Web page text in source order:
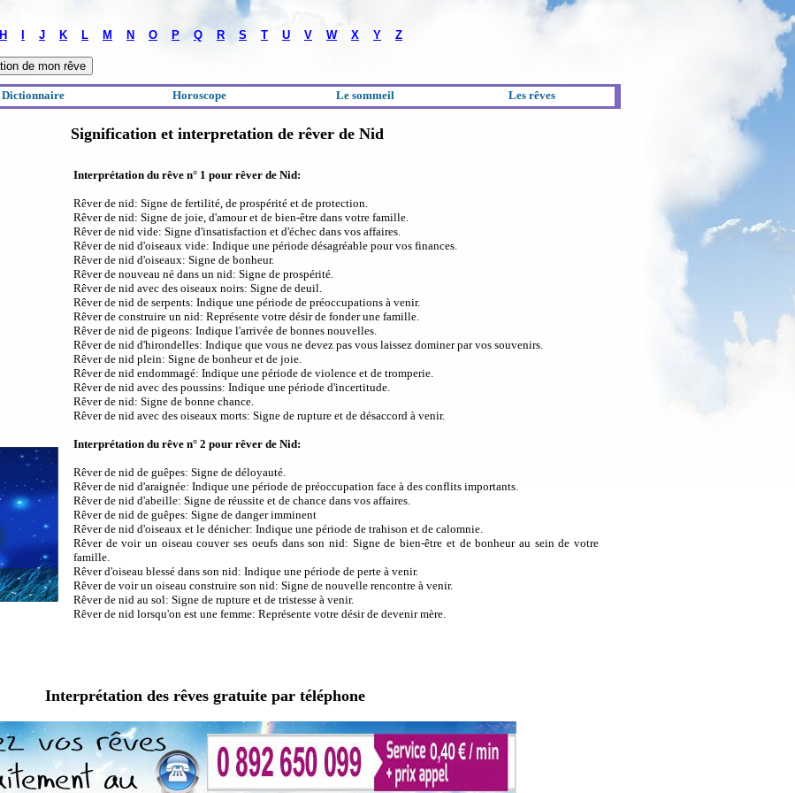
H J K L M N O P Q R S T U V W X Y Z
Dictionnaire Horoscope Le sommeil Les rêves
Signification et interpretation de rêver de Nid
Interprétation du rêve n° 1 pour rêver de Nid:
Rêver de nid: Signe de fertilité, de prospérité et de protection.
Rêver de nid: Signe de joie, d'amour et de bien-être dans votre famille.
Rêver de nid vide: Signe d'insatisfaction et d'échec dans vos affaires.
Rêver de nid d'oiseaux vide: Indique une période désagréable pour vos finances.
Rêver de nid d'oiseaux: Signe de bonheur.
Rêver de nouveau né dans un nid: Signe de prospérité.
Rêver de nid avec des oiseaux noirs: Signe de deuil.
Rêver de nid de serpents: Indique une période de préoccupations à venir.
Rêver de construire un nid: Représente votre désir de fonder une famille.
Rêver de nid de pigeons: Indique l'arrivée de bonnes nouvelles.
Rêver de nid d'hirondelles: Indique que vous ne devez pas vous laissez dominer par vos souvenirs.
Rêver de nid plein: Signe de bonheur et de joie.
Rêver de nid endommagé: Indique une période de violence et de tromperie.
Rêver de nid avec des poussins: Indique une période d'incertitude.
Rêver de nid: Signe de bonne chance.
Rêver de nid avec des oiseaux morts: Signe de rupture et de désaccord à venir.
Interprétation du rêve n° 2 pour rêver de Nid:
Rêver de nid de guêpes: Signe de déloyauté.
Rêver de nid d'araignée: Indique une période de préoccupation face à des conflits importants.
Rêver de nid d'abeille: Signe de réussite et de chance dans vos affaires.
Rêver de nid de guêpes: Signe de danger imminent
Rêver de nid d'oiseaux et le dénicher: Indique une période de trahison et de calomnie.
Rêver de voir un oiseau couver ses oeufs dans son nid: Signe de bien-être et de bonheur au sein de votre
famille.
Rêver d'oiseau blessé dans son nid: Indique une période de perte à venir.
Rêver de voir un oiseau construire son nid: Signe de nouvelle rencontre à venir.
Rêver de nid au sol: Signe de rupture et de tristesse à venir.
Rêver de nid lorsqu'on est une femme: Représente votre désir de devenir mère.
Interprétation des rêves gratuite par téléphone